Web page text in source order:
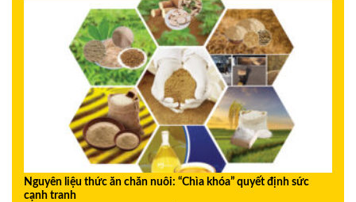
Nguyên liệu thức ăn chăn nuôi: “Chìa khóa” quyết định sức
cạnh tranh